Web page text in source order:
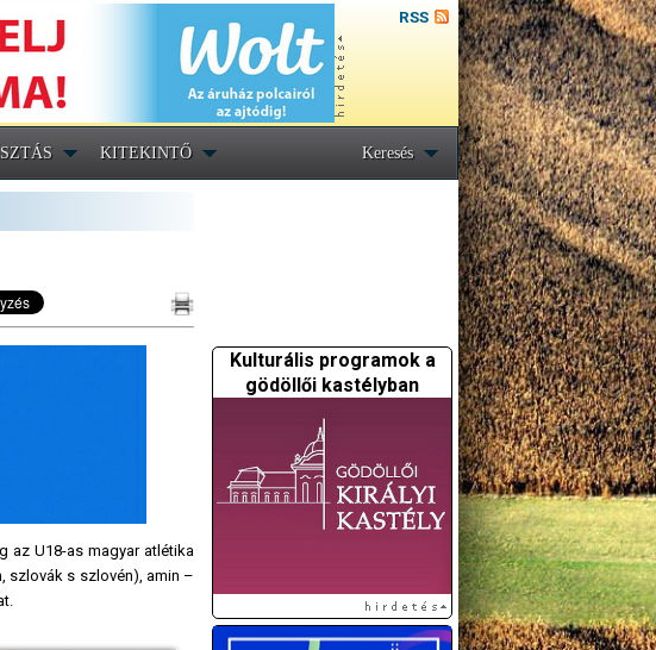
RSS
KITEKINTŐ Keresés
az U18-as magyar atlétika
szlovák s szlovén), amin –
Kulturális programok a
gödöllői kastélyban